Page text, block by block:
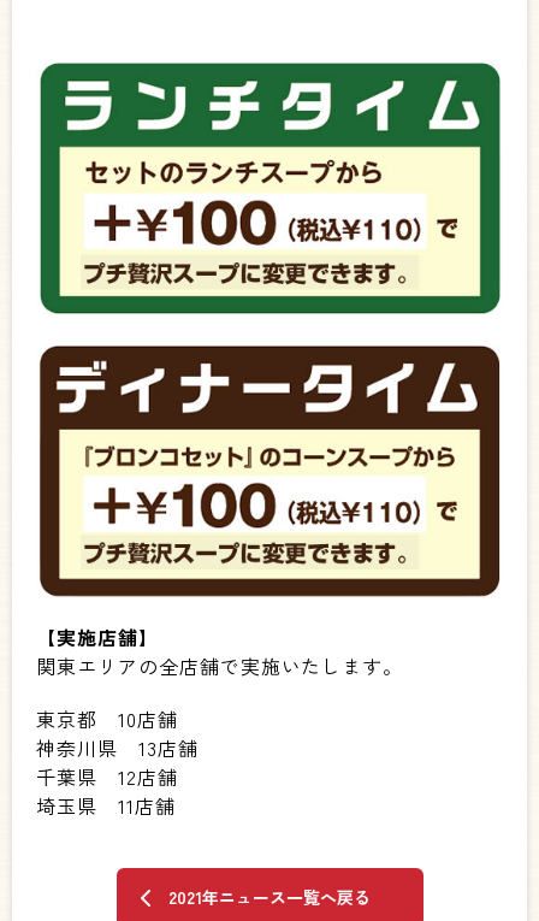
【実施店舗】
関東エリアの全店舗で実施いたします。
東京都 10店舗
神奈川県 13店舗
千葉県 12店舗
埼玉県 11店舗
2021年ニュース一覧へ戻る